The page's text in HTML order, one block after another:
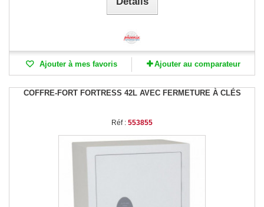
Ajouter à mes favoris Ajouter au comparateur
COFFRE-FORT FORTRESS 42L AVEC FERMETURE À CLÉS
Réf : 553855